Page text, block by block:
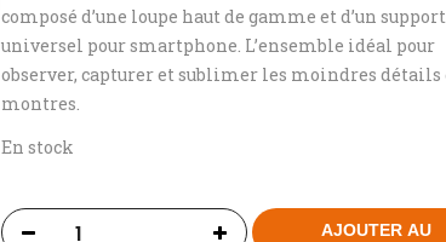
composé d’une loupe haut de gamme et d’un support
universel pour smartphone. L’ensemble idéal pour
observer, capturer et sublimer les moindres détails
montres.
En stock
AJOUTER AU